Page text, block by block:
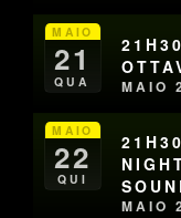
MAIO
21
QUA MAIO
MAIO
22
QUI
MAIO